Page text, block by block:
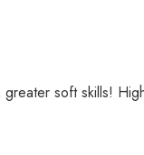
soft skills!